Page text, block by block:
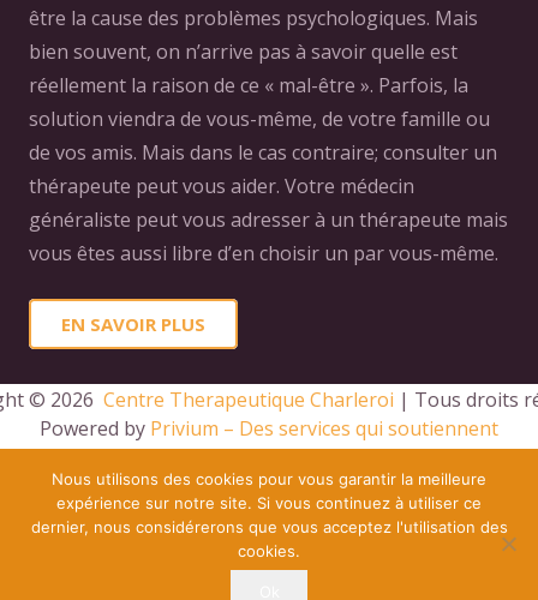
être la cause des problèmes psychologiques. Mais
bien souvent, on n’arrive pas à savoir quelle est
réellement la raison de ce « mal-être ». Parfois, la
solution viendra de vous-même, de votre famille ou
de vos amis. Mais dans le cas contraire; consulter un
thérapeute peut vous aider. Votre médecin
généraliste peut vous adresser à un thérapeute mais
vous êtes aussi libre d’en choisir un par vous-même.
EN SAVOIR PLUS
© 2026 Centre Therapeutique Charleroi | Tous droits
Powered by Privium – Des services qui soutiennent
hypnotherapeutes.
RGPD – Politique de Protection de la Vie Privée
Nous utilisons des cookies pour vous garantir la meilleure
expérience sur notre site. Si vous continuez à utiliser ce
dernier, nous considérerons que vous acceptez l'utilisation des
cookies.